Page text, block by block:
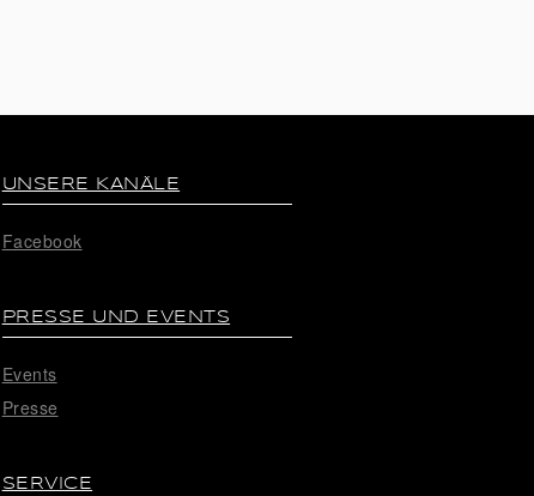
UNSERE KANÄLE
Facebook
PRESSE UND EVENTS
Events
Presse
SERVICE